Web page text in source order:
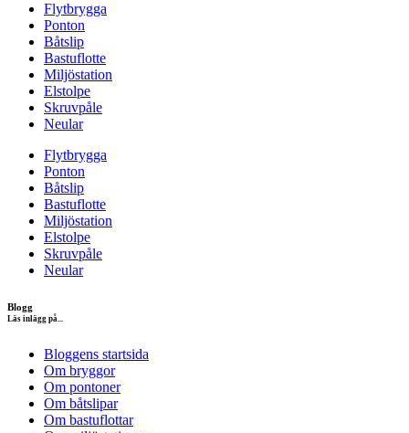
Flytbrygga
Ponton
Båtslip
Bastuflotte
Miljöstation
Elstolpe
Skruvpåle
Neular
Flytbrygga
Ponton
Båtslip
Bastuflotte
Miljöstation
Elstolpe
Skruvpåle
Neular
Blogg
Läs inlägg på...
Bloggens startsida
Om bryggor
Om pontoner
Om båtslipar
Om bastuflottar